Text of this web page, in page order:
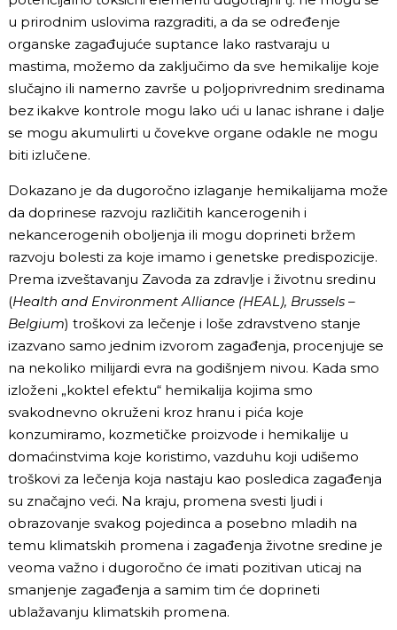
u prirodnim uslovima razgraditi, a da se određenje
organske zagađujuće suptance lako rastvaraju u
mastima, možemo da zaključimo da sve hemikalije koje
slučajno ili namerno završe u poljoprivrednim sredinama
bez ikakve kontrole mogu lako ući u lanac ishrane i dalje
se mogu akumulirti u čovekve organe odakle ne mogu
biti izlučene.
Dokazano je da dugoročno izlaganje hemikalijama može
da doprinese razvoju različitih kancerogenih i
nekancerogenih oboljenja ili mogu doprineti bržem
razvoju bolesti za koje imamo i genetske predispozicije.
Prema izveštavanju Zavoda za zdravlje i životnu sredinu
(Health and Environment Alliance (HEAL), Brussels –
Belgium) troškovi za lečenje i loše zdravstveno stanje
izazvano samo jednim izvorom zagađenja, procenjuje se
na nekoliko milijardi evra na godišnjem nivou. Kada smo
izloženi „koktel efektu“ hemikalija kojima smo
svakodnevno okruženi kroz hranu i pića koje
konzumiramo, kozmetičke proizvode i hemikalije u
domaćinstvima koje koristimo, vazduhu koji udišemo
troškovi za lečenja koja nastaju kao posledica zagađenja
su značajno veći. Na kraju, promena svesti ljudi i
obrazovanje svakog pojedinca a posebno mladih na
temu klimatskih promena i zagađenja životne sredine je
veoma važno i dugoročno će imati pozitivan uticaj na
smanjenje zagađenja a samim tim će doprineti
ublažavanju klimatskih promena.